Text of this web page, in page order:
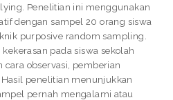
Penelitian ini menggunakan
dengan sampel 20 orang siswa
purposive random sampling.
pada siswa sekolah
observasi, pemberian
penelitian menunjukkan
pernah mengalami atau